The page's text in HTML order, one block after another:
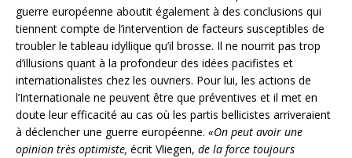
guerre européenne aboutit également à des conclusions qui
tiennent compte de l’intervention de facteurs susceptibles de
troubler le tableau idyllique qu’il brosse. Il ne nourrit pas trop
d’illusions quant à la profondeur des idées pacifistes et
internationalistes chez les ouvriers. Pour lui, les actions de
l’Internationale ne peuvent être que préventives et il met en
doute leur efficacité au cas où les partis bellicistes arriveraient
à déclencher une guerre européenne. «On peut avoir une
opinion très optimiste, écrit Vliegen, de la force toujours